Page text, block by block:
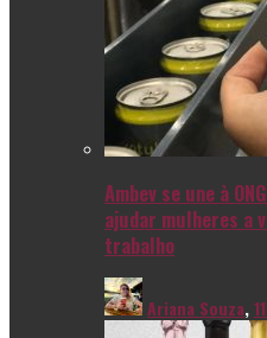
Ambev se une à
ajudar mulheres a
trabalho
Ariana Souza,